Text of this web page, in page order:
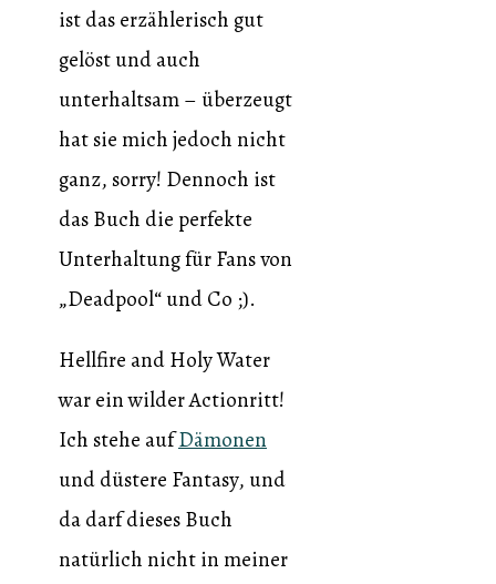
ist das erzählerisch gut
gelöst und auch
unterhaltsam – überzeugt
hat sie mich jedoch nicht
ganz, sorry! Dennoch ist
das Buch die perfekte
Unterhaltung für Fans von
„Deadpool“ und Co ;).
Hellfire and Holy Water
war ein wilder Actionritt!
Ich stehe aufDämonen
und düstere Fantasy, und
da darf dieses Buch
natürlich nicht in meiner